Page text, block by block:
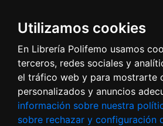
Utilizamos cookies
En Librería Polifemo usamos
terceros, redes sociales y
el tráfico web y para mostrarte
personalizados y anuncios
información sobre nuestra
sobre rechazar y configuración